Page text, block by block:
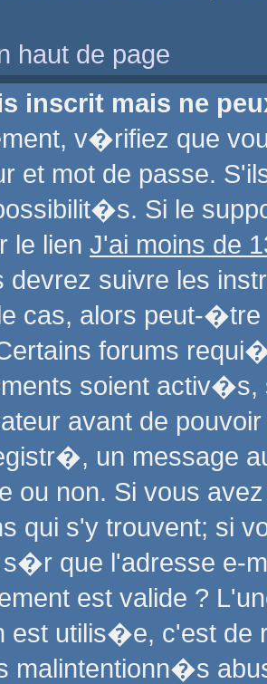
haut de page
inscrit mais ne
v�rifiez que
et mot de passe.
Si le
le lien J'ai moins de
devrez suivre les
cas, alors peut-
forums
soient
avant de
un message
ou non. Si vous
qui s'y trouvent; si
que l'adresse e-
est valide ?
est utilis�e, c'est
malintentionn�s